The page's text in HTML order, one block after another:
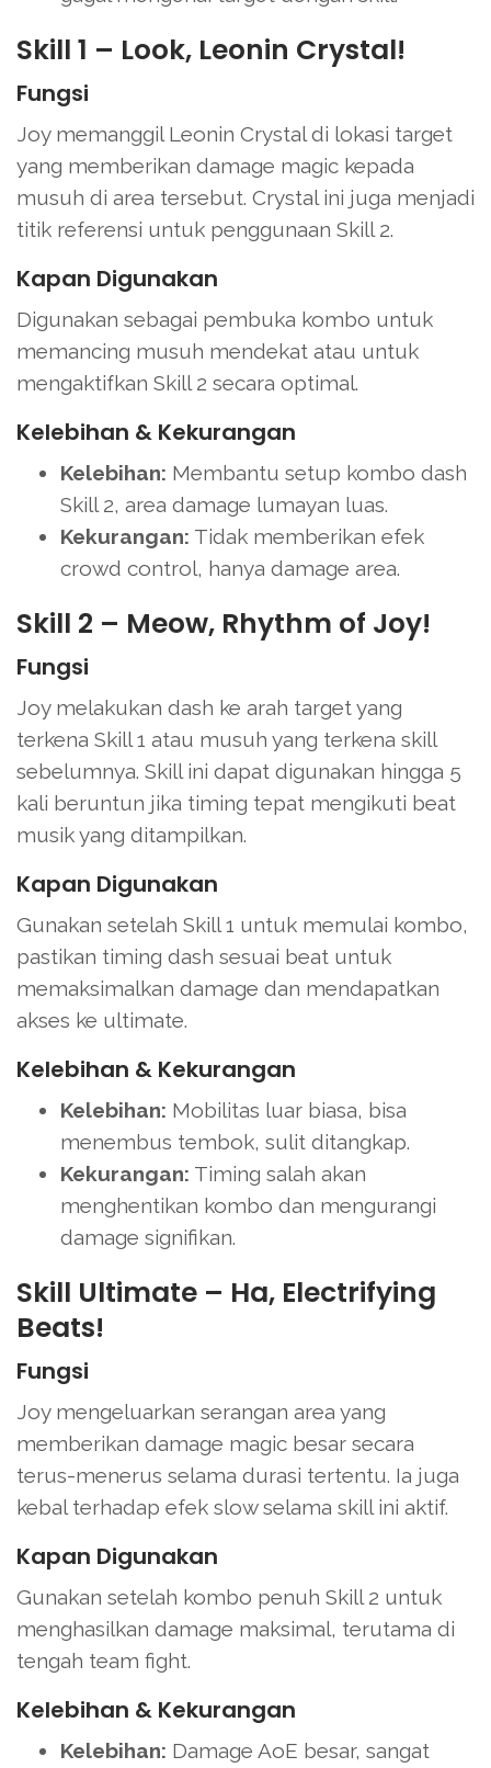
Skill 1 – Look, Leonin Crystal!
Fungsi
Joy memanggil Leonin Crystal di lokasi target
yang memberikan damage magic kepada
musuh di area tersebut. Crystal ini juga menjadi
titik referensi untuk penggunaan Skill 2.
Kapan Digunakan
Digunakan sebagai pembuka kombo untuk
memancing musuh mendekat atau untuk
mengaktifkan Skill 2 secara optimal.
Kelebihan & Kekurangan
Kelebihan: Membantu setup kombo dash
Skill 2, area damage lumayan luas.
Kekurangan: Tidak memberikan efek
crowd control, hanya damage area.
Skill 2 – Meow, Rhythm of Joy!
Fungsi
Joy melakukan dash ke arah target yang
terkena Skill 1 atau musuh yang terkena skill
sebelumnya. Skill ini dapat digunakan hingga 5
kali beruntun jika timing tepat mengikuti beat
musik yang ditampilkan.
Kapan Digunakan
Gunakan setelah Skill 1 untuk memulai kombo,
pastikan timing dash sesuai beat untuk
memaksimalkan damage dan mendapatkan
akses ke ultimate.
Kelebihan & Kekurangan
Kelebihan: Mobilitas luar biasa, bisa
menembus tembok, sulit ditangkap.
Kekurangan: Timing salah akan
menghentikan kombo dan mengurangi
damage signifikan.
Skill Ultimate – Ha, Electrifying
Beats!
Fungsi
Joy mengeluarkan serangan area yang
memberikan damage magic besar secara
terus-menerus selama durasi tertentu. Ia juga
kebal terhadap efek slow selama skill ini aktif.
Kapan Digunakan
Gunakan setelah kombo penuh Skill 2 untuk
menghasilkan damage maksimal, terutama di
tengah team fight.
Kelebihan & Kekurangan
Kelebihan: Damage AoE besar, sangat